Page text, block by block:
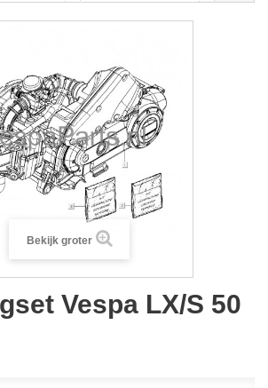
Bekijk groter
Vespa LX/S 50